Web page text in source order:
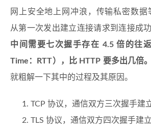
网上安全地上网冲浪，传输私密数据
从第一次发出建立连接请求到连接成
中间需要七次握手存在 4.5 倍的往
Time：RTT），比 HTTP 要多出几倍。
就粗解一下其中的过程及其原因。
TCP 协议，通信双方三次握手建
TLS 协议，通信双方四次握手建